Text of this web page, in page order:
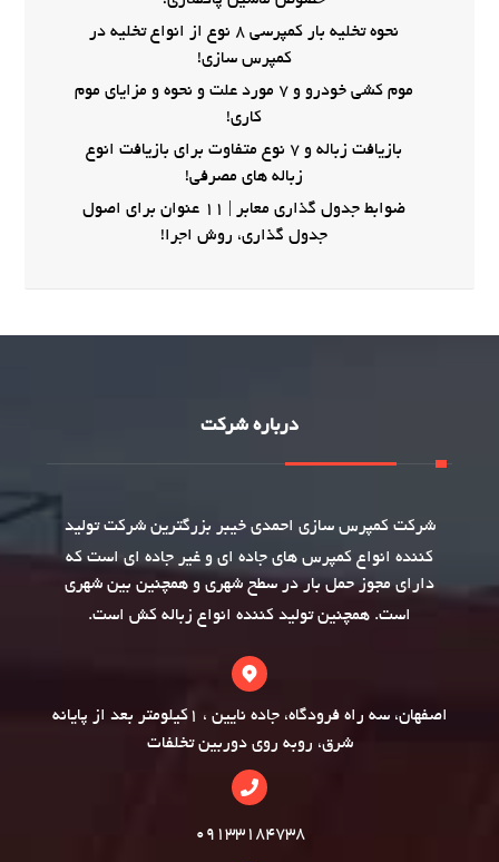
نحوه تخلیه بار کمپرسی 8 نوع از انواع تخلیه در
کمپرس سازی!
موم کشی خودرو و 7 مورد علت و نحوه و مزایای موم
کاری!
بازیافت زباله و 7 نوع متفاوت برای بازیافت انوع
زباله های مصرفی!
ضوابط جدول گذاری معابر | 11 عنوان برای اصول
جدول گذاری، روش اجرا!
درباره شرکت
شرکتکمپرس سازی احمدی خیبر بزرگترین شرکت تولید
کننده انواع کمپرس های جاده ای و غیر جاده ای است که
دارای مجوز حمل بار در سطح شهری و همچنین بین شهری
است. همچنین تولید کننده انواع زباله کش است.
اصفهان، سه راه فرودگاه، جاده نایین ، 1کیلومتر بعد از پایانه
شرق، روبه روی دوربین تخلفات
09133184738